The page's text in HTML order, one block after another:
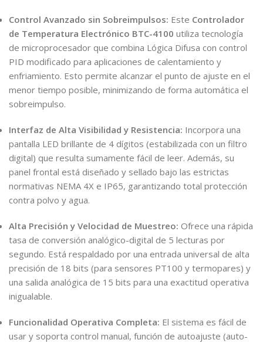
Control Avanzado sin Sobreimpulsos: Este Controlador
de Temperatura Electrónico BTC-4100 utiliza tecnología
de microprocesador que combina Lógica Difusa con control
PID modificado para aplicaciones de calentamiento y
enfriamiento. Esto permite alcanzar el punto de ajuste en el
menor tiempo posible, minimizando de forma automática el
sobreimpulso.
Interfaz de Alta Visibilidad y Resistencia: Incorpora una
pantalla LED brillante de 4 dígitos (estabilizada con un filtro
digital) que resulta sumamente fácil de leer. Además, su
panel frontal está diseñado y sellado bajo las estrictas
normativas NEMA 4X e IP65, garantizando total protección
contra polvo y agua.
Alta Precisión y Velocidad de Muestreo: Ofrece una rápida
tasa de conversión analógico-digital de 5 lecturas por
segundo. Está respaldado por una entrada universal de alta
precisión de 18 bits (para sensores PT100 y termopares) y
una salida analógica de 15 bits para una exactitud operativa
inigualable.
Funcionalidad Operativa Completa: El sistema es fácil de
usar y soporta control manual, función de autoajuste (auto-